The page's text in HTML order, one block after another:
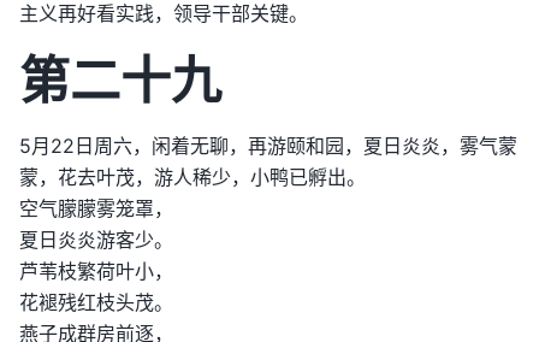
主义再好看实践，领导干部关键。
第二十九
5月22日周六，闲着无聊，再游颐和园，夏日炎炎，雾气蒙
蒙，花去叶茂，游人稀少，小鸭已孵出。
空气朦朦雾笼罩，
夏日炎炎游客少。
芦苇枝繁荷叶小，
花褪残红枝头茂。
燕子成群房前逐，